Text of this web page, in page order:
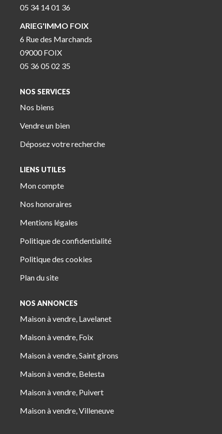
05 34 14 01 36
ARIEG'IMMO FOIX
6 Rue des Marchands
09000 FOIX
05 36 05 02 35
NOS SERVICES
Nos biens
Vendre un bien
Déposez votre recherche
LIENS UTILES
Mon compte
Nos honoraires
Mentions légales
Politique de confidentialité
Politique des cookies
Plan du site
NOS ANNONCES
Maison à vendre, Lavelanet
Maison à vendre, Foix
Maison à vendre, Saint girons
Maison à vendre, Belesta
Maison à vendre, Puivert
Maison à vendre, Villeneuve